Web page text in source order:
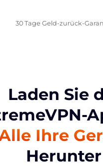
30 Tage Geld-zurück-
Laden Sie
Ihre
Herunter